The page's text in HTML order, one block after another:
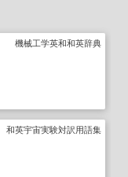
機械工学英和和英辞典
和英宇宙実験対訳用語集